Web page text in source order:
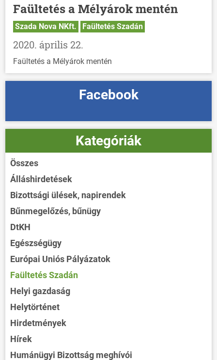
Faültetés a Mélyárok mentén
Szada Nova NKft. Faültetés Szadán
2020. április 22.
Faültetés a Mélyárok mentén
Facebook
Kategóriák
Összes
Álláshirdetések
Bizottsági ülések, napirendek
Bűnmegelőzés, bűnügy
DtKH
Egészségügy
Európai Uniós Pályázatok
Faültetés Szadán
Helyi gazdaság
Helytörténet
Hirdetmények
Hírek
Humánügyi Bizottság meghívói